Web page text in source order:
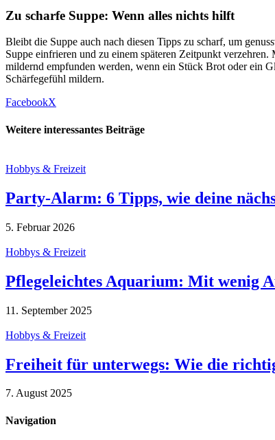
Zu scharfe Suppe: Wenn alles nichts hilft
Bleibt die Suppe auch nach diesen Tipps zu scharf, um
Suppe einfrieren und zu einem späteren Zeitpunkt
mildernd empfunden werden, wenn ein Stück Brot oder ein
Schärfegefühl mildern.
FacebookX
Weitere interessantes Beiträge
Hobbys & Freizeit
Party-Alarm: 6 Tipps, wie deine
5. Februar 2026
Hobbys & Freizeit
Pflegeleichtes Aquarium: Mit wenig
11. September 2025
Hobbys & Freizeit
Freiheit für unterwegs: Wie die
7. August 2025
Navigation